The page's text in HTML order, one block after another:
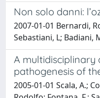
Non solo danni:
2007-01-01 Bernardi,
Sebastiani, L; Badiani,
A
pathogenesis of
2005-01-01 Scala, A.;